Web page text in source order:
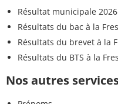
Résultat municipale
Résultats du bac à la
Résultats du brevet à la
Résultats du BTS à la
Nos autres